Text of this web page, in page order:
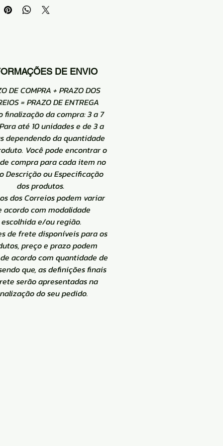
DE ENVIO
DE COMPRA + PRAZO DOS
= PRAZO DE ENTREGA
finalização da compra: 3 a 7
até 10 unidades e de 3 a
dependendo da quantidade
Você pode encontrar o
compra para cada item no
Descrição ou Especificação
dos produtos.
dos Correios podem variar
acordo com modalidade
escolhida e/ou região.
de frete disponíveis para os
preço e prazo podem
acordo com quantidade de
que, as definições finais
serão apresentadas na
do seu pedido.